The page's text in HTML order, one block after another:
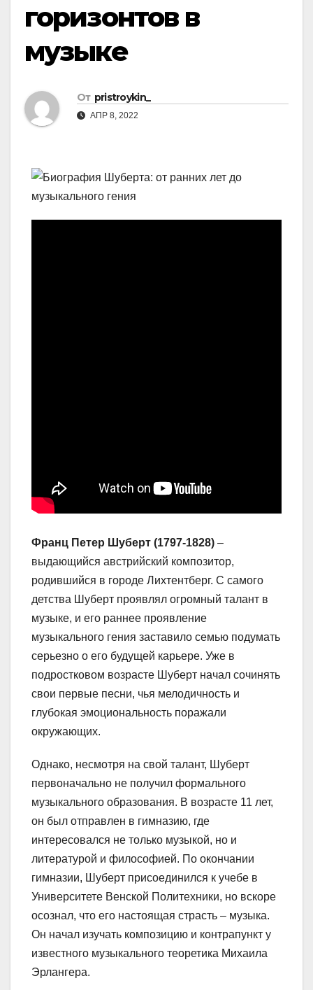
горизонтов в
музыке
От pristroykin_
АПР 8, 2022
Франц Петер Шуберт (1797-1828) –
выдающийся австрийский композитор,
родившийся в городе Лихтентберг. С самого
детства Шуберт проявлял огромный талант в
музыке, и его раннее проявление
музыкального гения заставило семью подумать
серьезно о его будущей карьере. Уже в
подростковом возрасте Шуберт начал сочинять
свои первые песни, чья мелодичность и
глубокая эмоциональность поражали
окружающих.
Однако, несмотря на свой талант, Шуберт
первоначально не получил формального
музыкального образования. В возрасте 11 лет,
он был отправлен в гимназию, где
интересовался не только музыкой, но и
литературой и философией. По окончании
гимназии, Шуберт присоединился к учебе в
Университете Венской Политехники, но вскоре
осознал, что его настоящая страсть – музыка.
Он начал изучать композицию и контрапункт у
известного музыкального теоретика Михаила
Эрлангера.